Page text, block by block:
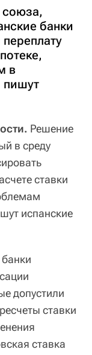
союза,
банки
в
пишут
Решение
в среду
ставки
испанские
допустили
ставки
ставка